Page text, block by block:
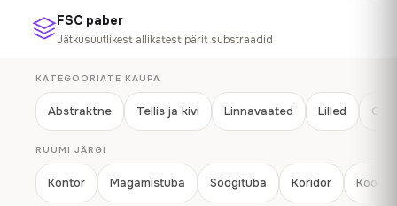
FSC paber
Jätkusuutlikest allikatest pärit substraadid
KATEGOORIATE KAUPA
Abstraktne Tellis ja kivi Linnavaated Lilled
RUUMI JÄRGI
Kontor Magamistuba Söögituba Koridor Köök